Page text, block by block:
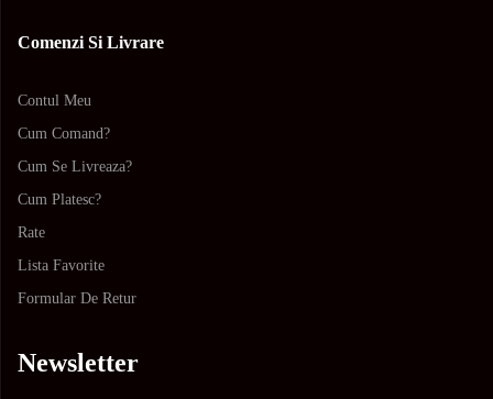
Comenzi Si Livrare
Contul Meu
Cum Comand?
Cum Se Livreaza?
Cum Platesc?
Rate
Lista Favorite
Formular De Retur
Newsletter